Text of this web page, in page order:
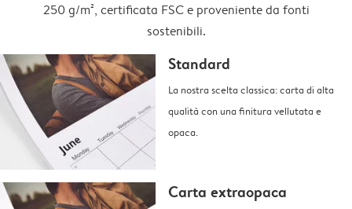
250 g/m², certificata FSC e proveniente da fonti
sostenibili.
Standard
La nostra scelta classica: carta di alta
qualità con una finitura vellutata e
opaca.
Carta extraopaca